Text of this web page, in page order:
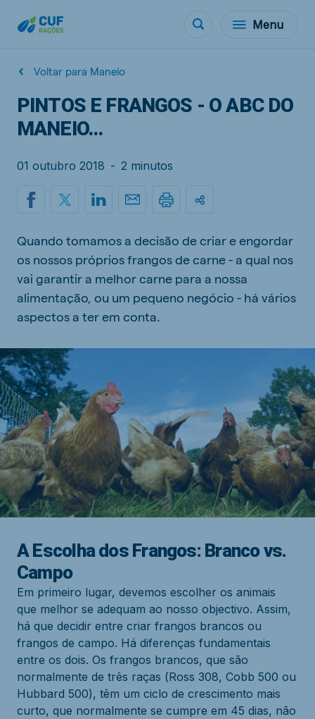
Menu
Voltar para Maneio
PINTOS E FRANGOS - O ABC DO
MANEIO...
01 outubro 2018 - 2 minutos
Quando tomamos a decisão de criar e engordar
os nossos próprios frangos de carne - a qual nos
vai garantir a melhor carne para a nossa
alimentação, ou um pequeno negócio - há vários
aspectos a ter em conta.
A Escolha dos Frangos: Branco vs.
Campo
Em primeiro lugar, devemos escolher os animais
que melhor se adequam ao nosso objectivo. Assim,
há que decidir entre criar frangos brancos ou
frangos de campo. Há diferenças fundamentais
entre os dois. Os frangos brancos, que são
normalmente de três raças (Ross 308, Cobb 500 ou
Hubbard 500), têm um ciclo de crescimento mais
curto, que normalmente se cumpre em 45 dias, não